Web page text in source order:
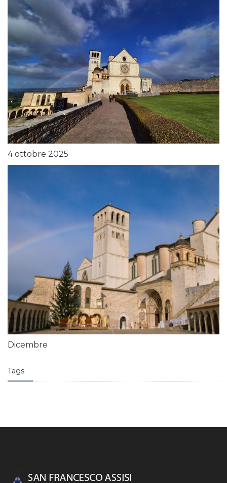
4 ottobre 2025
Dicembre
Tags